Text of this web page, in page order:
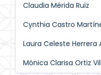
Claudia Mérida Ruiz
Cynthia Castro
Laura Celeste Herrera
Mónica Clarisa Ortiz